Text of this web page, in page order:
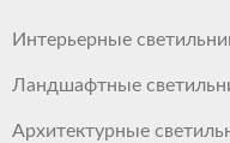
Интерьерные
Ландшафтные
Архитектурные